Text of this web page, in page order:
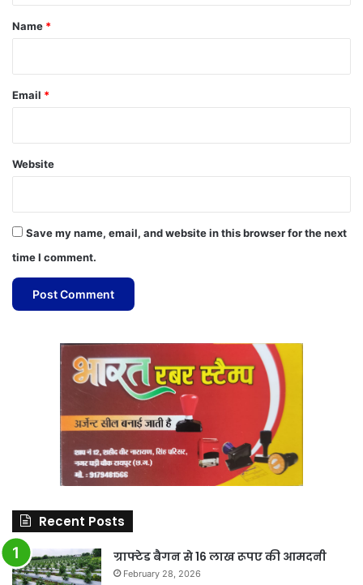
*
Name *
Email *
Website
Save my name, email, and website in this browser for the next
time I comment.
Recent Posts
ग्राफ्टेड बैगन से 16 लाख रूपए की आमदनी
February 28, 2026